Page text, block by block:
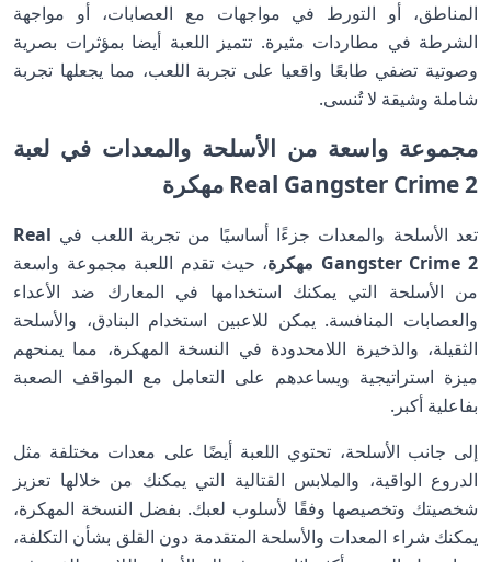
المناطق، أو التورط في مواجهات مع العصابات، أو مواجهة
الشرطة في مطاردات مثيرة. تتميز اللعبة أيضا بمؤثرات بصرية
وصوتية تضفي طابعًا واقعيا على تجربة اللعب، مما يجعلها تجربة
شاملة وشيقة لا تُنسى.
مجموعة واسعة من الأسلحة والمعدات في لعبة
Real Gangster Crime 2 مهكرة
تعد الأسلحة والمعدات جزءًا أساسيًا من تجربة اللعب في Real
Gangster Crime 2 مهكرة
، حيث تقدم اللعبة مجموعة واسعة
من الأسلحة التي يمكنك استخدامها في المعارك ضد الأعداء
والعصابات المنافسة. يمكن للاعبين استخدام البنادق، والأسلحة
الثقيلة، والذخيرة اللامحدودة في النسخة المهكرة، مما يمنحهم
ميزة استراتيجية ويساعدهم على التعامل مع المواقف الصعبة
بفاعلية أكبر.
إلى جانب الأسلحة، تحتوي اللعبة أيضًا على معدات مختلفة مثل
الدروع الواقية، والملابس القتالية التي يمكنك من خلالها تعزيز
شخصيتك وتخصيصها وفقًا لأسلوب لعبك. بفضل النسخة المهكرة،
يمكنك شراء المعدات والأسلحة المتقدمة دون القلق بشأن التكلفة،